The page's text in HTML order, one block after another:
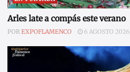
Arles late a compás este verano
POR EXPOFLAMENCO 6 AGOSTO 2026